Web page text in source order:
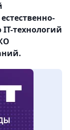
технологий